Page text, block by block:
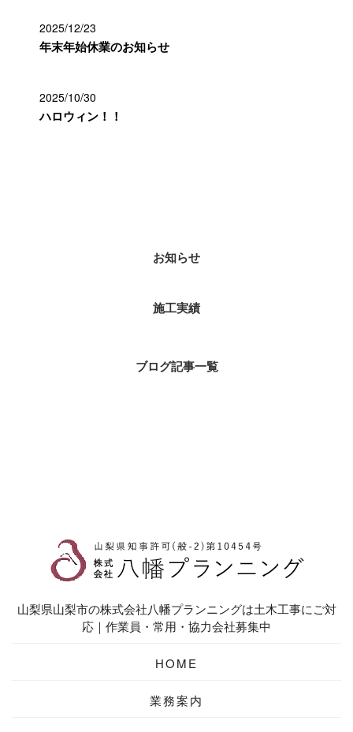
2025/12/23
年末年始休業のお知らせ
2025/10/30
ハロウィン！！
お知らせ
施工実績
ブログ記事一覧
山梨県山梨市の株式会社八幡プランニングは土木工事にご対
応｜作業員・常用・協力会社募集中
HOME
業務案内